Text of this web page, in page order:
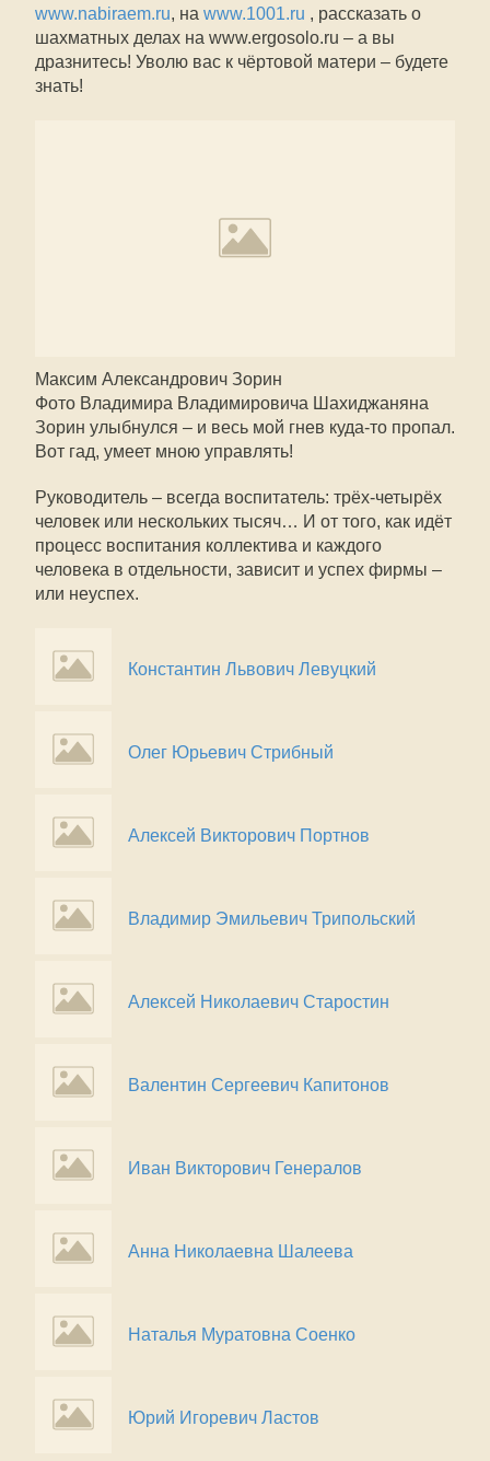
www.nabiraem.ru, на www.1001.ru , рассказать о
шахматных делах на www.ergosolo.ru – а вы
дразнитесь! Уволю вас к чёртовой матери – будете
знать!
Максим Александрович Зорин
Фото Владимира Владимировича Шахиджаняна
Зорин улыбнулся – и весь мой гнев куда-то пропал.
Вот гад, умеет мною управлять!
Руководитель – всегда воспитатель: трёх-четырёх
человек или нескольких тысяч… И от того, как идёт
процесс воспитания коллектива и каждого
человека в отдельности, зависит и успех фирмы –
или неуспех.
Константин Львович Левуцкий
Олег Юрьевич Стрибный
Алексей Викторович Портнов
Владимир Эмильевич Трипольский
Алексей Николаевич Старостин
Валентин Сергеевич Капитонов
Иван Викторович Генералов
Анна Николаевна Шалеева
Наталья Муратовна Соенко
Юрий Игоревич Ластов